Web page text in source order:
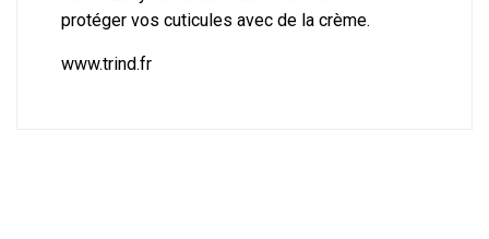
protéger vos cuticules avec de la crème.
www.trind.fr